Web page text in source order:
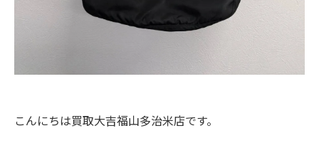
こんにちは買取大吉福山多治米店です。